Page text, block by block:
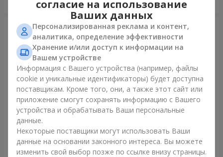
15 красных роз
1 799 грн
роз"
2 713 грн
согласие на использование
Ваших данных
Персонализированная реклама и контент,
аналитика, определение эффективности
Хранение и/или доступ к информации на
Вашем устройстве
Информация с Вашего устройства (например, файлы
cookie и уникальные идентификаторы) будет доступна
поставщикам. Кроме того, они, а также этот сайт или
приложение смогут сохранять информацию с Вашего
устройства и обрабатывать Ваши персональные
данные.
Некоторые поставщики могут использовать Ваши
данные на основании законного интереса. Вы можете
изменить свой выбор позже по ссылке внизу страницы.